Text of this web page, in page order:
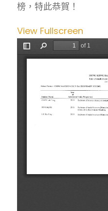
榜，特此恭賀！
View Fullscreen